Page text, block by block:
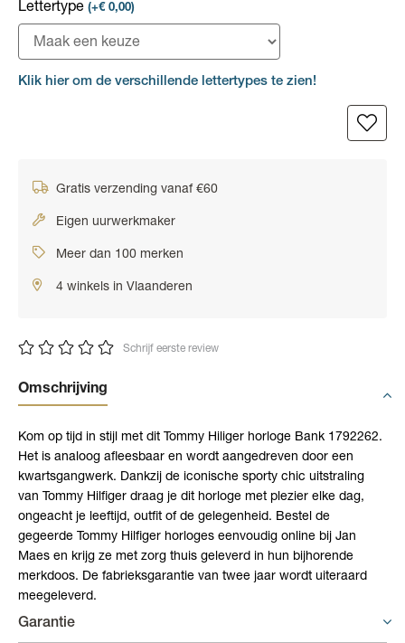
Lettertype (+€ 0,00)
Klik hier om de verschillende lettertypes te zien!
Gratis verzending vanaf €60
Eigen uurwerkmaker
Meer dan 100 merken
4 winkels in Vlaanderen
Schrijf eerste review
Omschrijving
Kom op tijd in stijl met dit Tommy Hiliger horloge Bank 1792262.
Het is analoog afleesbaar en wordt aangedreven door een
kwartsgangwerk. Dankzij de iconische sporty chic uitstraling
van Tommy Hilfiger draag je dit horloge met plezier elke dag,
ongeacht je leeftijd, outfit of de gelegenheid. Bestel de
gegeerde Tommy Hilfiger horloges eenvoudig online bij Jan
Maes en krijg ze met zorg thuis geleverd in hun bijhorende
merkdoos. De fabrieksgarantie van twee jaar wordt uiteraard
meegeleverd.
Garantie